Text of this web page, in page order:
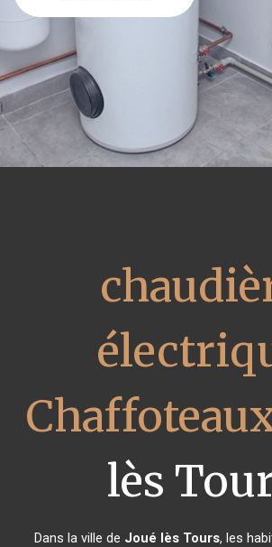
lès
Dans la ville de Joué lès Tours, les